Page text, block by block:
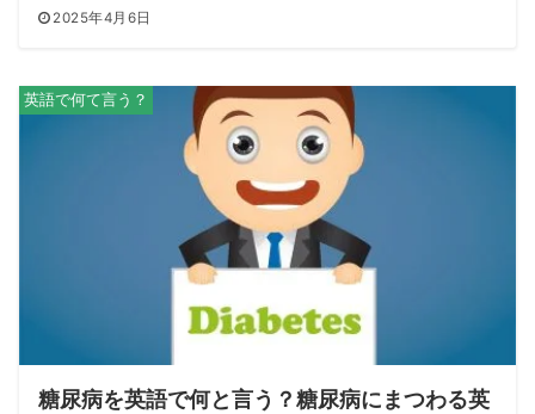
2025年4月6日
英語で何て言う？
糖尿病を英語で何と言う？糖尿病にまつわる英